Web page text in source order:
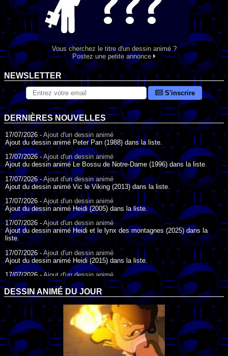
Vous cherchez le titre d'un dessin animé ?
Postez une petite annonce
NEWSLETTER
S'inscrire
DERNIÈRES NOUVELLES
17/07/2026 -Ajout d'un dessin animé
Ajout du dessin animé Peter Pan (1988) dans la liste.
17/07/2026 -Ajout d'un dessin animé
Ajout du dessin animé Le Bossu de Notre-Dame (1996) dans la liste.
17/07/2026 -Ajout d'un dessin animé
Ajout du dessin animé Vic le Viking (2013) dans la liste.
17/07/2026 - Ajout d'un dessin animé
Ajout du dessin animé Heidi (2005) dans la liste.
17/07/2026 - Ajout d'un dessin animé
Ajout du dessin animé Heidi et le lynx des montagnes (2025) dans la
liste.
17/07/2026 - Ajout d'un dessin animé
Ajout du dessin animé Heidi (2015) dans la liste.
17/07/2026 - Ajout d'un dessin animé
Ajout du dessin animé Heidi (1995) dans la liste.
09/07/2026 -Ajout d'un dessin animé
Ajout du dessin animé Genki l'Aventurier de la Chance (2006) dans la
04/07/2026 -Ajout d'un dessin animé
Ajout du dessin animé Vilain Petit Canard (2000) dans la liste.
04/07/2026 - Ajout d'un dessin animé
DESSIN ANIMÉ DU JOUR